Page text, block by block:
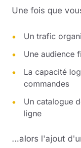
Une fois que
Un trafic
Une audience
La capacité
commandes
Un catalogue
ligne
…alors l'ajout